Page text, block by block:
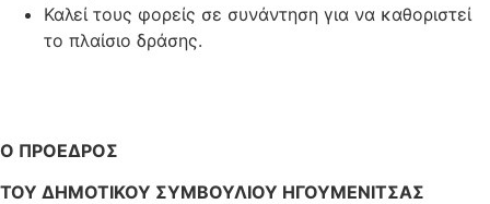
Καλεί τους φορείς σε συνάντηση για να καθοριστεί
το πλαίσιο δράσης.
Ο ΠΡΟΕΔΡΟΣ
ΤΟΥ ΔΗΜΟΤΙΚΟΥ ΣΥΜΒΟΥΛΙΟΥ ΗΓΟΥΜΕΝΙΤΣΑΣ